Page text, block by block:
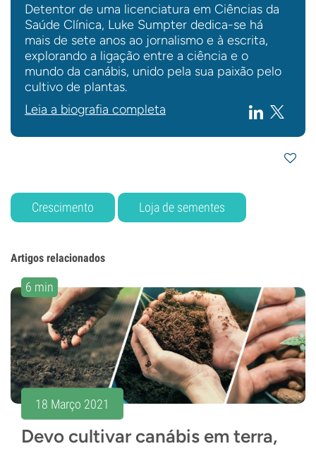
Detentor de uma licenciatura em Ciências da
Saúde Clínica, Luke Sumpter dedica-se há
mais de sete anos ao jornalismo e à escrita,
explorando a ligação entre a ciência e o
mundo da canábis, unido pela sua paixão pelo
cultivo de plantas.
Leia a biografia completa
Crescimento Loja de sementes
Artigos relacionados
6 min
18 Março 2021
Devo cultivar canábis em terra,